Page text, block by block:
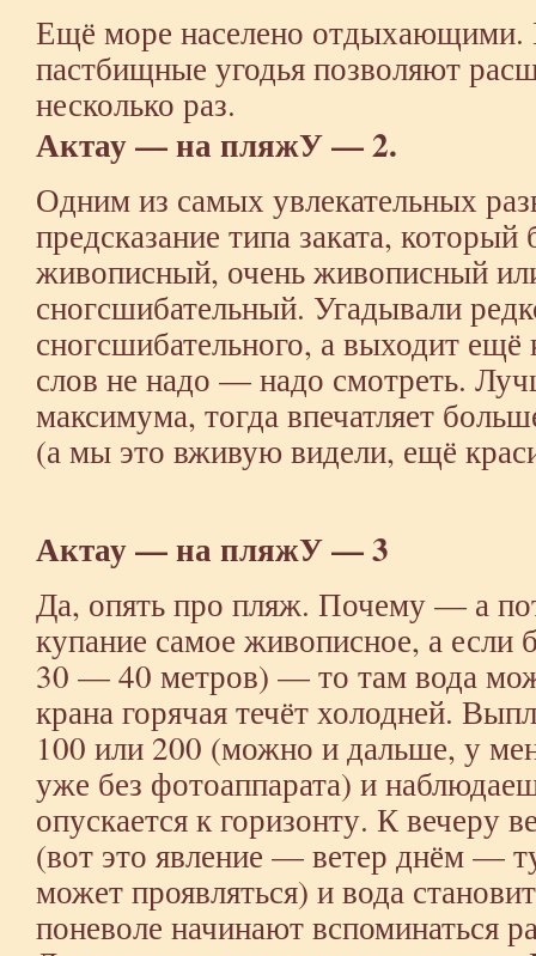
Ещё море населено отдыхающими.
пастбищные угодья позволяют
несколько раз.
Актау — на пляжУ — 2.
Одним из самых увлекательных
предсказание типа заката,
живописный, очень живописный
сногсшибательный. Угадывали
сногсшибательного, а выходит
слов не надо — надо смотреть.
максимума, тогда впечатляет
(а мы это вживую видели, ещё
Актау — на пляжУ — 3
Да, опять про пляж. Почему — а
купание самое живописное, а если
30 — 40 метров) — то там вода
крана горячая течёт холодней.
100 или 200 (можно и дальше, у
уже без фотоаппарата) и
опускается к горизонту. К вечеру
(вот это явление — ветер днём —
может проявляться) и вода
поневоле начинают вспоминаться